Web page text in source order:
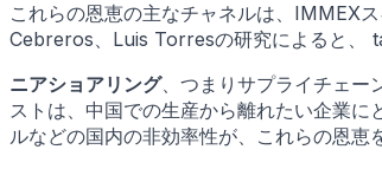
これらの恩恵の主なチャネルは、IMMEX
Cebreros、Luis Torresの研究によると、
ニアショアリング、つまりサプライチェー
ストは、中国での生産から離れたい企業
ルなどの国内の非効率性が、これらの恩恵